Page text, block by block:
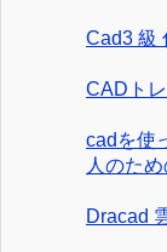
Cad3 級
CADト
cadを使
人のた
Dracad